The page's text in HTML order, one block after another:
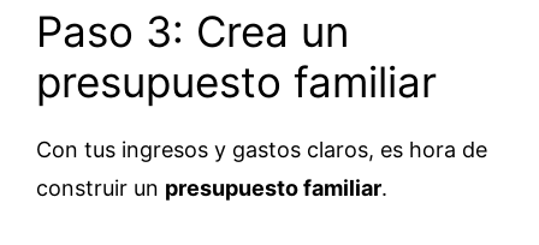
Paso 3: Crea un
presupuesto familiar
Con tus ingresos y gastos claros, es hora de
construir un presupuesto familiar.